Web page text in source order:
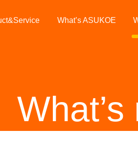
What’s ASUKOE